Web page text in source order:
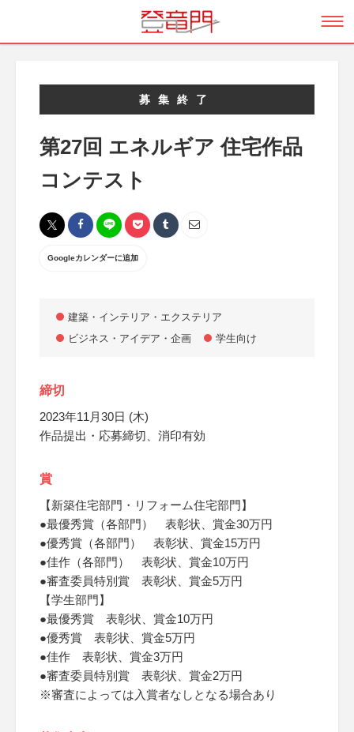
募集終了
第27回 エネルギア 住宅作品
コンテスト
Googleカレンダーに追加
建築・インテリア・エクステリア
ビジネス・アイデア・企画
学生向け
締切
2023年11月30日 (木)
作品提出・応募締切、消印有効
賞
【新築住宅部門・リフォーム住宅部門】
●最優秀賞（各部門） 表彰状、賞金30万円
●優秀賞（各部門） 表彰状、賞金15万円
●佳作（各部門） 表彰状、賞金10万円
●審査委員特別賞 表彰状、賞金5万円
【学生部門】
●最優秀賞 表彰状、賞金10万円
●優秀賞 表彰状、賞金5万円
●佳作 表彰状、賞金3万円
●審査委員特別賞 表彰状、賞金2万円
※審査によっては入賞者なしとなる場合あり